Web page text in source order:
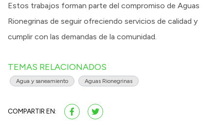
Estos trabajos forman parte del compromiso de Aguas
Rionegrinas de seguir ofreciendo servicios de calidad y
cumplir con las demandas de la comunidad.
TEMAS RELACIONADOS
Agua y saneamiento Aguas Rionegrinas
COMPARTIR EN: